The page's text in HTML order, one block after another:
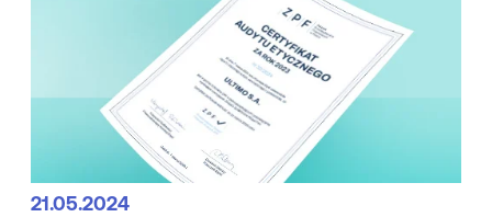
21.05.2024